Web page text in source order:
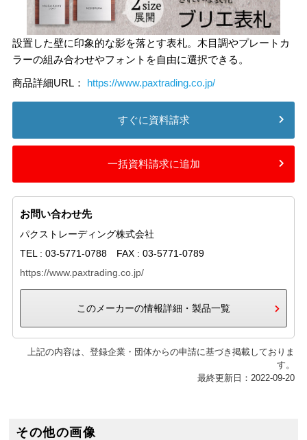
設置した壁に印象的な影を落とす表札。木目調やプレートカ
ラーの組み合わせやフォントを自由に選択できる。
商品詳細URL： https://www.paxtrading.co.jp/
すぐに資料請求
一括資料請求に追加
お問い合わせ先
パクストレーディング株式会社
TEL : 03-5771-0788 FAX : 03-5771-0789
https://www.paxtrading.co.jp/
このメーカーの情報詳細・製品一覧
上記の内容は、登録企業・団体からの申請に基づき掲載しておりま
す。
最終更新日：2022-09-20
その他の画像